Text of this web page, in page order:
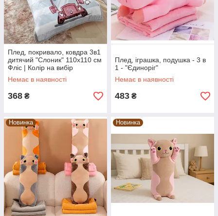
Плед, покривало, ковдра 3в1
дитячий "Слоник" 110х110 см
Фліс | Колір на вибір
Немає в наявності
368 ₴
Плед, іграшка, подушка - 3 в
1 - "Єдиноріг"
Немає в наявності
483 ₴
Новинка Новинка